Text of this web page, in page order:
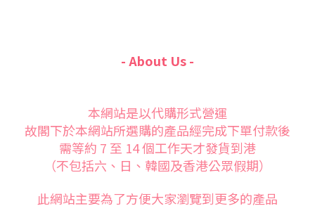
- About Us -
本網站是以代購形式營運
故閣下於本網站所選購的產品經完成下單付款後
需等約 7 至 14 個工作天才發貨到港
（不包括六、日、韓國及香港公眾假期）
此網站主要為了方便大家瀏覽到更多的產品